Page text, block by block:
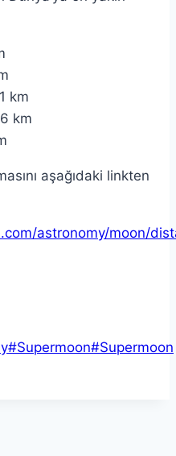
km
km
aşağıdaki linkten
astronomy/moon/
#Supermoon#Supermoon